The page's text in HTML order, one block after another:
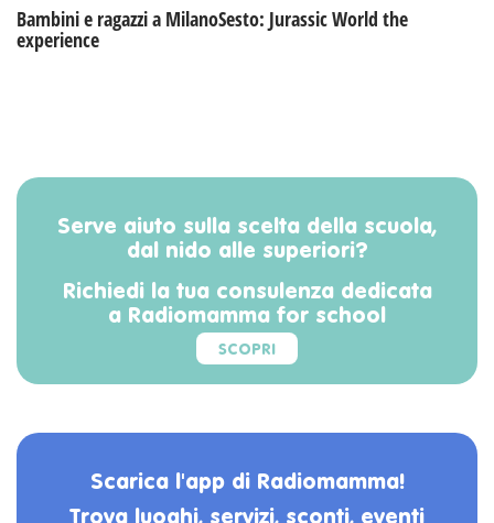
Bambini e ragazzi a MilanoSesto: Jurassic World the
experience
Serve aiuto sulla scelta della scuola,
dal nido alle superiori?
Richiedi la tua consulenza dedicata
a Radiomamma for school
SCOPRI
Scarica l'app di Radiomamma!